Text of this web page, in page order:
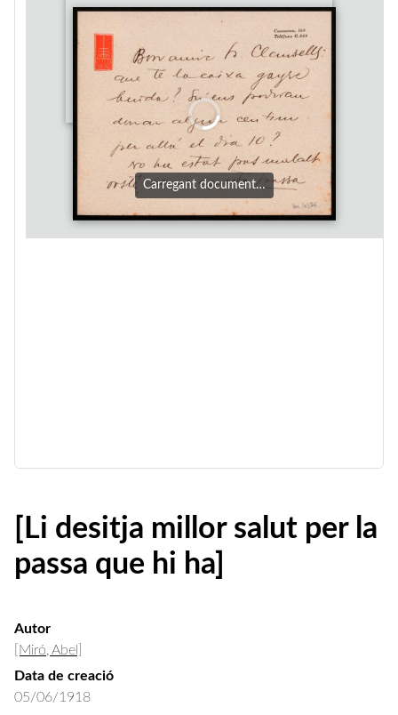
Carregant document…
[Li desitja millor salut per la
passa que hi ha]
Autor
[Miró, Abel]
Data de creació
05/06/1918